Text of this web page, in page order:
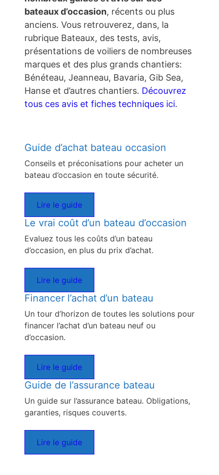
bateaux d’occasion, récents ou plus
anciens. Vous retrouverez, dans, la
rubrique Bateaux, des tests, avis,
présentations de voiliers de nombreuses
marques et des plus grands chantiers:
Bénéteau, Jeanneau, Bavaria, Gib Sea,
Hanse et d’autres chantiers. Découvrez
tous ces avis et fiches techniques ici.
Guide d’achat bateau occasion
Conseils et préconisations pour acheter un
bateau d’occasion en toute sécurité.
Lire le guide
Le vrai coût d’un bateau d’occasion
Evaluez tous les coûts d’un bateau
d’occasion, en plus du prix d’achat.
Lire le guide
Financer l’achat d’un bateau
Un tour d’horizon de toutes les solutions pour
financer l’achat d’un bateau neuf ou
d’occasion.
Lire le guide
Guide de l’assurance bateau
Un guide sur l’assurance bateau. Obligations,
garanties, risques couverts.
Lire le guide